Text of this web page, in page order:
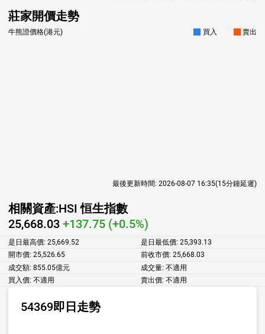
莊家開價走勢
牛熊證價格(港元) 買入 賣出
最後更新時間: 2026-08-07 16:35(15分鐘延遲)
相關資產:HSI 恒生指數
25,668.03 +137.75 (+0.5%)
是日最高價: 25,669.52 是日最低價: 25,393.13
開市價: 25,526.65 前收市價: 25,668.03
成交額: 855.05億元 成交量: 不適用
買入價: 不適用 賣出價: 不適用
54369即日走勢